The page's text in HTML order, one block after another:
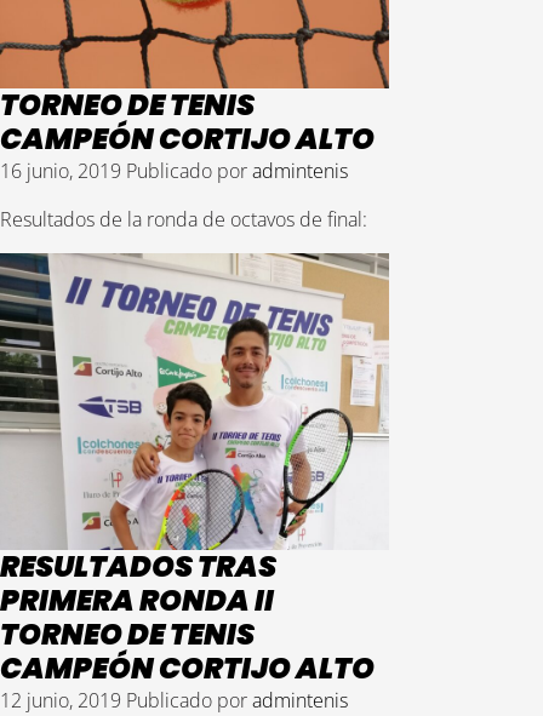
TORNEO DE TENIS
CAMPEÓN CORTIJO ALTO
16 junio, 2019 Publicado poradmintenis
Resultados de la ronda de octavos de final:
RESULTADOS TRAS
PRIMERA RONDA II
TORNEO DE TENIS
CAMPEÓN CORTIJO ALTO
12 junio, 2019 Publicado poradmintenis